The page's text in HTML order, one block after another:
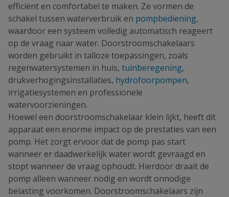
efficiënt en comfortabel te maken. Ze vormen de
schakel tussen waterverbruik en pompbediening,
waardoor een systeem volledig automatisch reageert
op de vraag naar water. Doorstroomschakelaars
worden gebruikt in talloze toepassingen, zoals
regenwatersystemen in huis, tuinberegening,
drukverhogingsinstallaties, hydrofoorpompen,
irrigatiesystemen en professionele
watervoorzieningen.
Hoewel een doorstroomschakelaar klein lijkt, heeft dit
apparaat een enorme impact op de prestaties van een
pomp. Het zorgt ervoor dat de pomp pas start
wanneer er daadwerkelijk water wordt gevraagd en
stopt wanneer de vraag ophoudt. Hierdoor draait de
pomp alleen wanneer nodig en wordt onnodige
belasting voorkomen. Doorstroomschakelaars zijn